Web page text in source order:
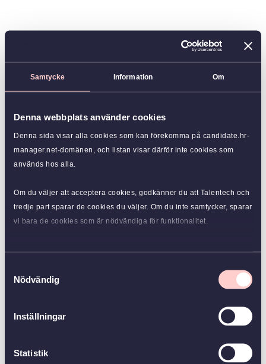
Samtycke Information Om
Denna webbplats använder cookies
Denna sida visar alla cookies som kan förekomma på candidate.hr-
manager.net-domänen, och listan visar därför inte cookies som
används hos alla.
Om du väljer att acceptera cookies, godkänner du att Talentech och
tredje part sparar de cookies du väljer. Om du inte samtycker, sparar
vi bara de cookies som är nödvändiga för funktionalitet.
Nödvändig
Inställningar
Statistik